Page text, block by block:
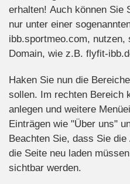
erhalten! Auch können Sie
nur unter einer
ibb.sportmeo.com,
Domain, wie z.B. flyfit-
Haken Sie nun die
sollen. Im rechten Bereich
anlegen und weitere
Einträgen wie "Über uns"
Beachten Sie, dass Sie
die Seite neu laden
sichtbar werden.